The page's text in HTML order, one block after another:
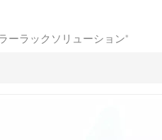
ーラックソリューション"